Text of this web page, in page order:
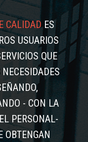
CALIDADES
USUARIOS
QUE
- CON LA
PERSONAL-
OBTENGAN